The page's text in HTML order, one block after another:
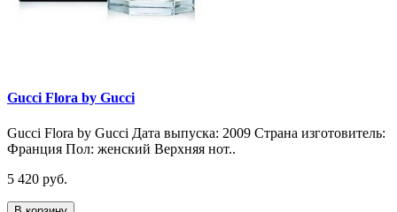
Gucci Flora by Gucci
Gucci Flora by Gucci Дата выпуска: 2009 Страна изготовитель:
Франция Пол: женский Верхняя нот..
5 420 руб.